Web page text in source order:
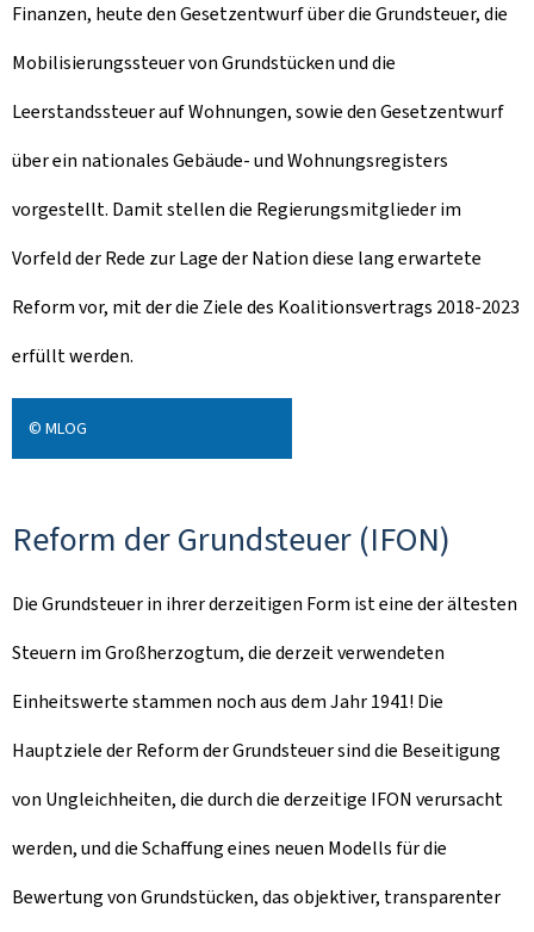
Finanzen, heute den Gesetzentwurf über die Grundsteuer, die
Mobilisierungssteuer von Grundstücken und die
Leerstandssteuer auf Wohnungen, sowie den Gesetzentwurf
über ein nationales Gebäude- und Wohnungsregisters
vorgestellt. Damit stellen die Regierungsmitglieder im
Vorfeld der Rede zur Lage der Nation diese lang erwartete
Reform vor, mit der die Ziele des Koalitionsvertrags 2018-2023
erfüllt werden.
© MLOG
Reform der Grundsteuer (IFON)
Die Grundsteuer in ihrer derzeitigen Form ist eine der ältesten
Steuern im Großherzogtum, die derzeit verwendeten
Einheitswerte stammen noch aus dem Jahr 1941! Die
Hauptziele der Reform der Grundsteuer sind die Beseitigung
von Ungleichheiten, die durch die derzeitige IFON verursacht
werden, und die Schaffung eines neuen Modells für die
Bewertung von Grundstücken, das objektiver, transparenter